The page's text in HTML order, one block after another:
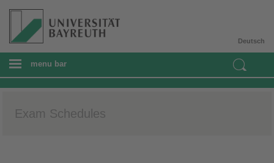
Deutsch
menu bar
Exam Schedules